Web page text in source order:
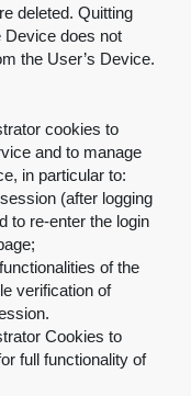
deleted. Quitting
Device does not
the User’s Device.
cookies to
and to manage
in particular to:
(after logging
to re-enter the login
;
of the
verification of
.
Cookies to
full functionality of